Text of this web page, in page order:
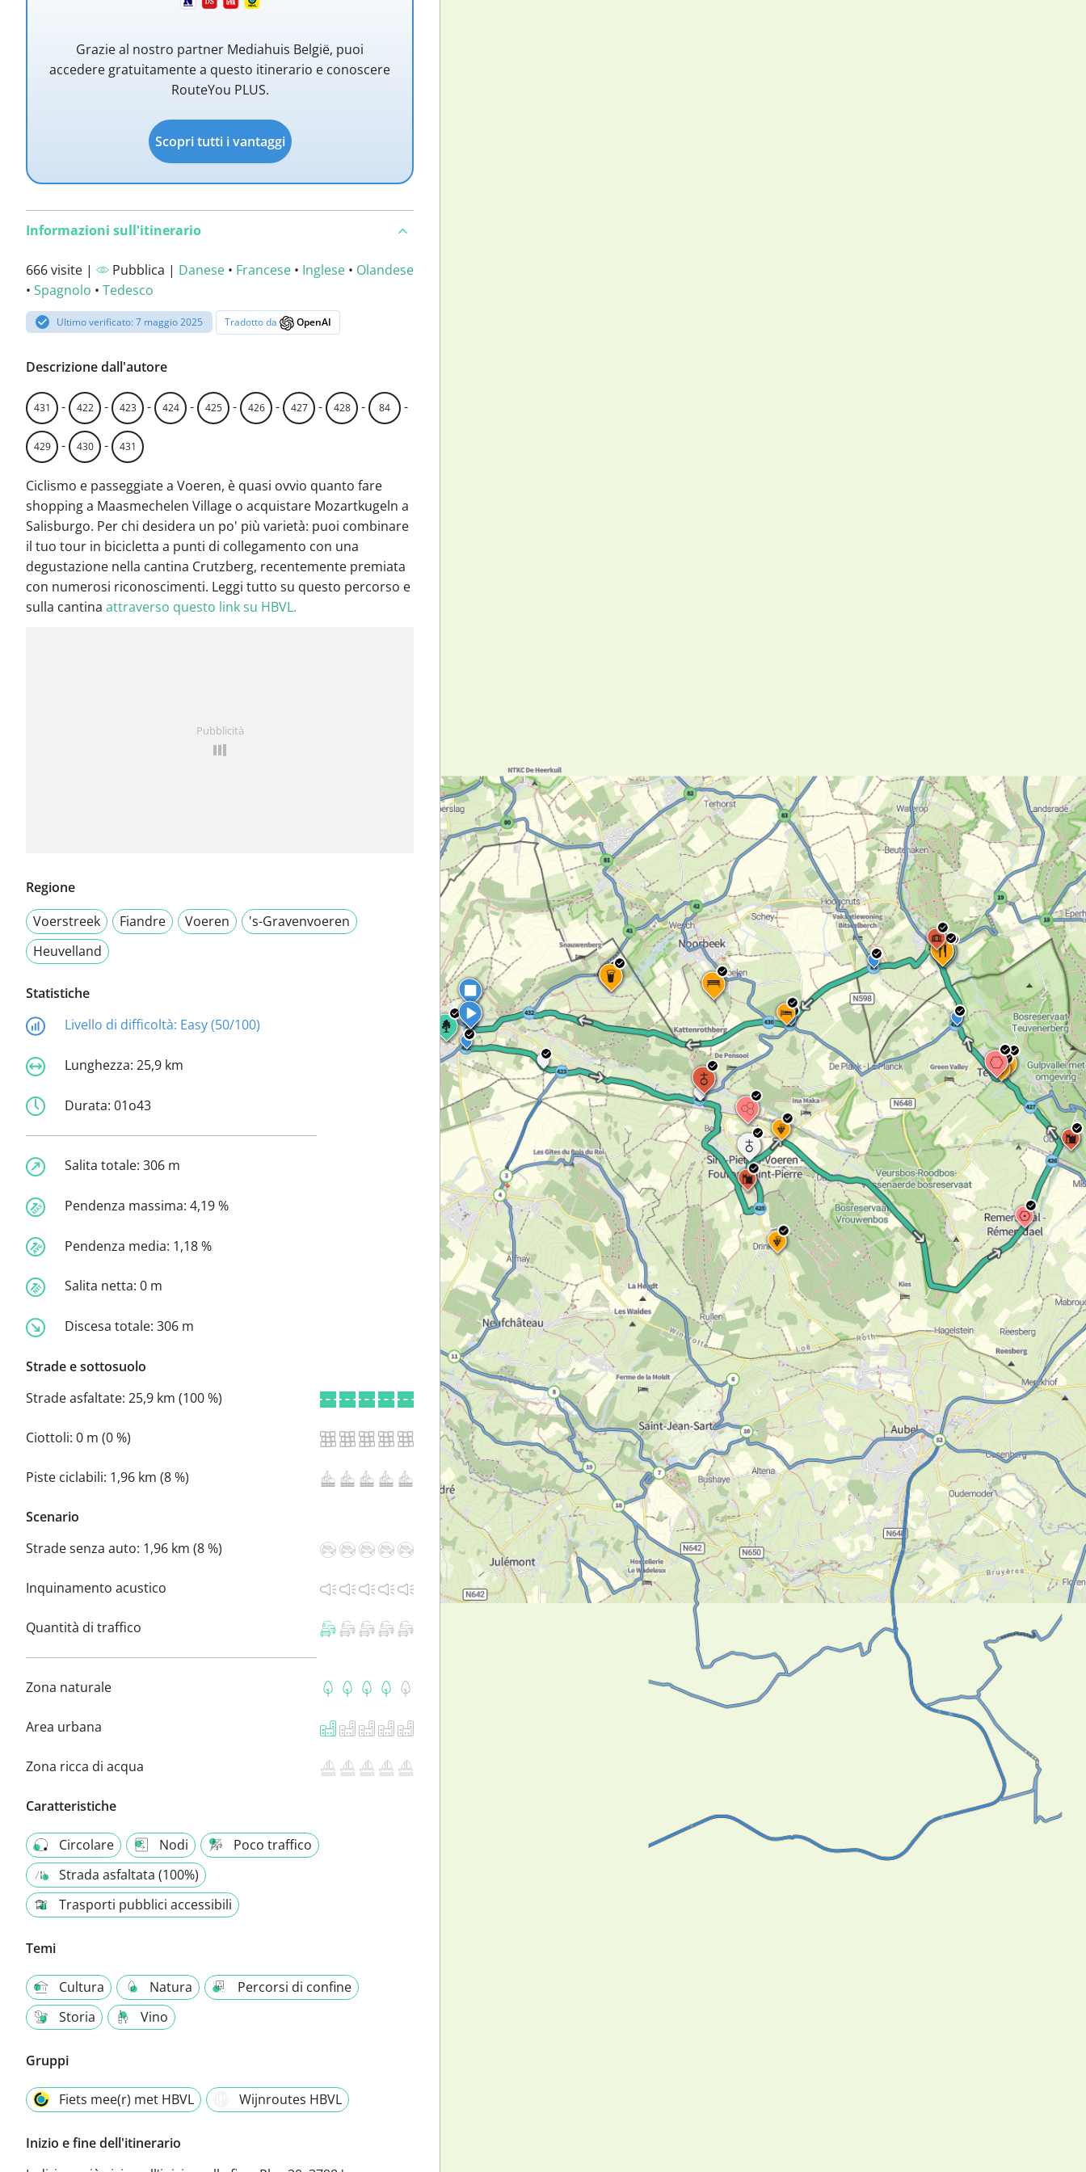
Grazie al nostro partner Mediahuis België, puoi
accedere gratuitamente a questo itinerario e conoscere
RouteYou PLUS.
Scopri tutti i vantaggi
Informazioni sull'itinerario
666 visite | Pubblica | Danese • Francese • Inglese • Olandese
• Spagnolo • Tedesco
Ultimo verificato: 7 maggio 2025 Tradotto da OpenAI
Descrizione dall'autore
431 - 422 - 423 - 424 - 425 - 426 - 427 - 428 - 84 -
429 - 430 - 431
Ciclismo e passeggiate a Voeren, è quasi ovvio quanto fare
shopping a Maasmechelen Village o acquistare Mozartkugeln a
Salisburgo. Per chi desidera un po' più varietà: puoi combinare
il tuo tour in bicicletta a punti di collegamento con una
degustazione nella cantina Crutzberg, recentemente premiata
con numerosi riconoscimenti. Leggi tutto su questo percorso e
sulla cantina attraverso questo link su HBVL.
Pubblicità
Regione
Voerstreek
Fiandre Voeren
's-Gravenvoeren
Heuvelland
Statistiche
Livello di difficoltà: Easy (50/100)
Lunghezza: 25,9 km
Durata: 01o43
Salita totale: 306 m
Pendenza massima: 4,19 %
Pendenza media: 1,18 %
Salita netta: 0 m
Discesa totale: 306 m
Strade e sottosuolo
Strade asfaltate: 25,9 km (100 %)
Ciottoli: 0 m (0 %)
Piste ciclabili: 1,96 km (8 %)
Scenario
Strade senza auto: 1,96 km (8 %)
Inquinamento acustico
Quantità di traffico
Zona naturale
Area urbana
Zona ricca di acqua
Caratteristiche
Circolare Nodi
Poco traffico
Strada asfaltata (100%)
Trasporti pubblici accessibili
Temi
Cultura Natura
Percorsi di confine
Storia
Vino
Gruppi
Fiets mee(r) met HBVL Wijnroutes HBVL
Inizio e fine dell'itinerario